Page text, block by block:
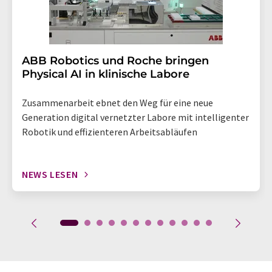
​​​​​​​ABB Robotics und Roche bringen
Physical AI in klinische Labore
Zusammenarbeit ebnet den Weg für eine neue
Generation digital vernetzter Labore mit intelligenter
Robotik und effizienteren Arbeitsabläufen
NEWS LESEN